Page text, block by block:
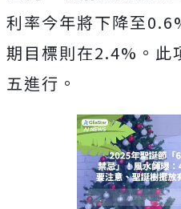
利率今年將下降至
期目標則在2.4%。此
五進行。